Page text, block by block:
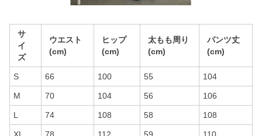
サ
イ
ズ
ウエスト
(cm)
ヒップ
(cm)
太もも周り
(cm)
パンツ丈
(cm)
S 66 100 55 104
M 70 104 56 106
L 74 108 58 108